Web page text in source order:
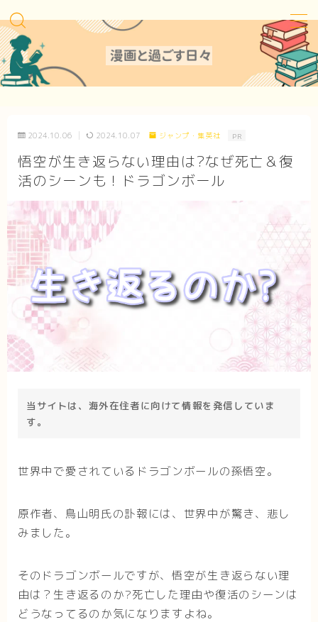
MENU
Contact
Privacy Policy
2024.10.06 2024.10.07 ジャンプ・集英社 PR
悟空が生き返らない理由は?なぜ死亡＆復
活のシーンも！ドラゴンボール
当サイトは、海外在住者に向けて情報を発信していま
す。
世界中で愛されているドラゴンボールの孫悟空。
原作者、鳥山明氏の訃報には、世界中が驚き、悲し
みました。
そのドラゴンボールですが、悟空が生き返らない理
由は？生き返るのか?死亡した理由や復活のシーンは
どうなってるのか気になりますよね。